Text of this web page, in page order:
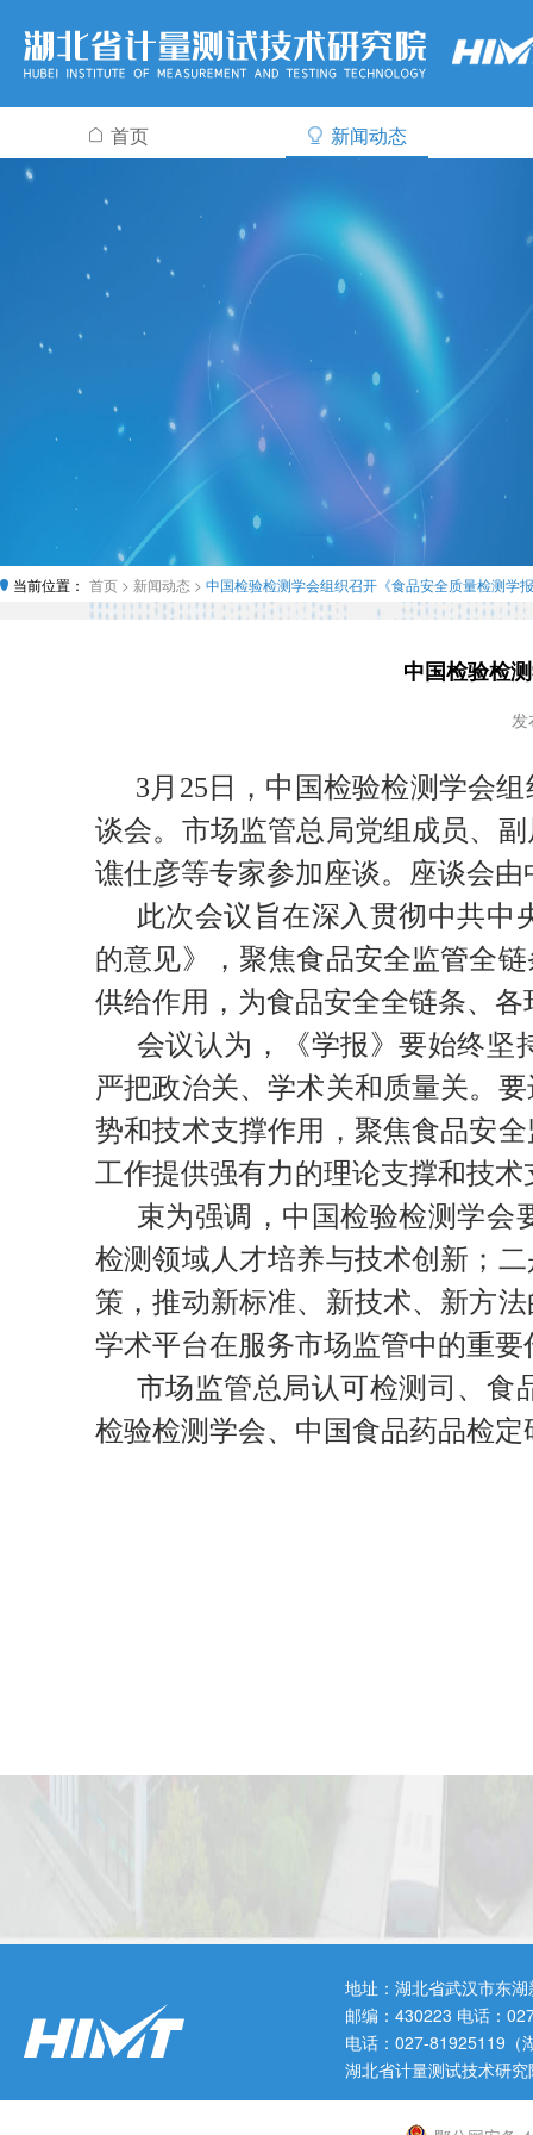
首页 新闻动态
当前位置： 首页 > 新闻动态 > 中国检验检测学会组织召开《食品安全质量检测学
中国检验检
发
3月25日，中国检验检测学会
谈会。市场监管总局党组成员、
谯仕彦等专家参加座谈。座谈会
此次会议旨在深入贯彻中共中
的意见》，聚焦食品安全监管全
供给作用，为食品安全全链条、
会议认为，《学报》要始终坚
严把政治关、学术关和质量关。
势和技术支撑作用，聚焦食品安
工作提供强有力的理论支撑和技术
束为强调，中国检验检测学会
检测领域人才培养与技术创新；
策，推动新标准、新技术、新方
学术平台在服务市场监管中的重要
市场监管总局认可检测司、食
检验检测学会、中国食品药品检
地址：湖北省武汉市东
邮编：430223 电话：
电话：027-81925119（
湖北省计量测试技术研